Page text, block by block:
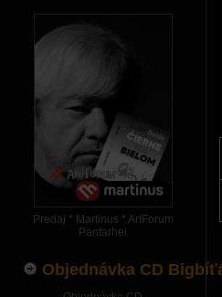
Predaj * Martinus * ArtForum
Pantarhei
Objednávka CD